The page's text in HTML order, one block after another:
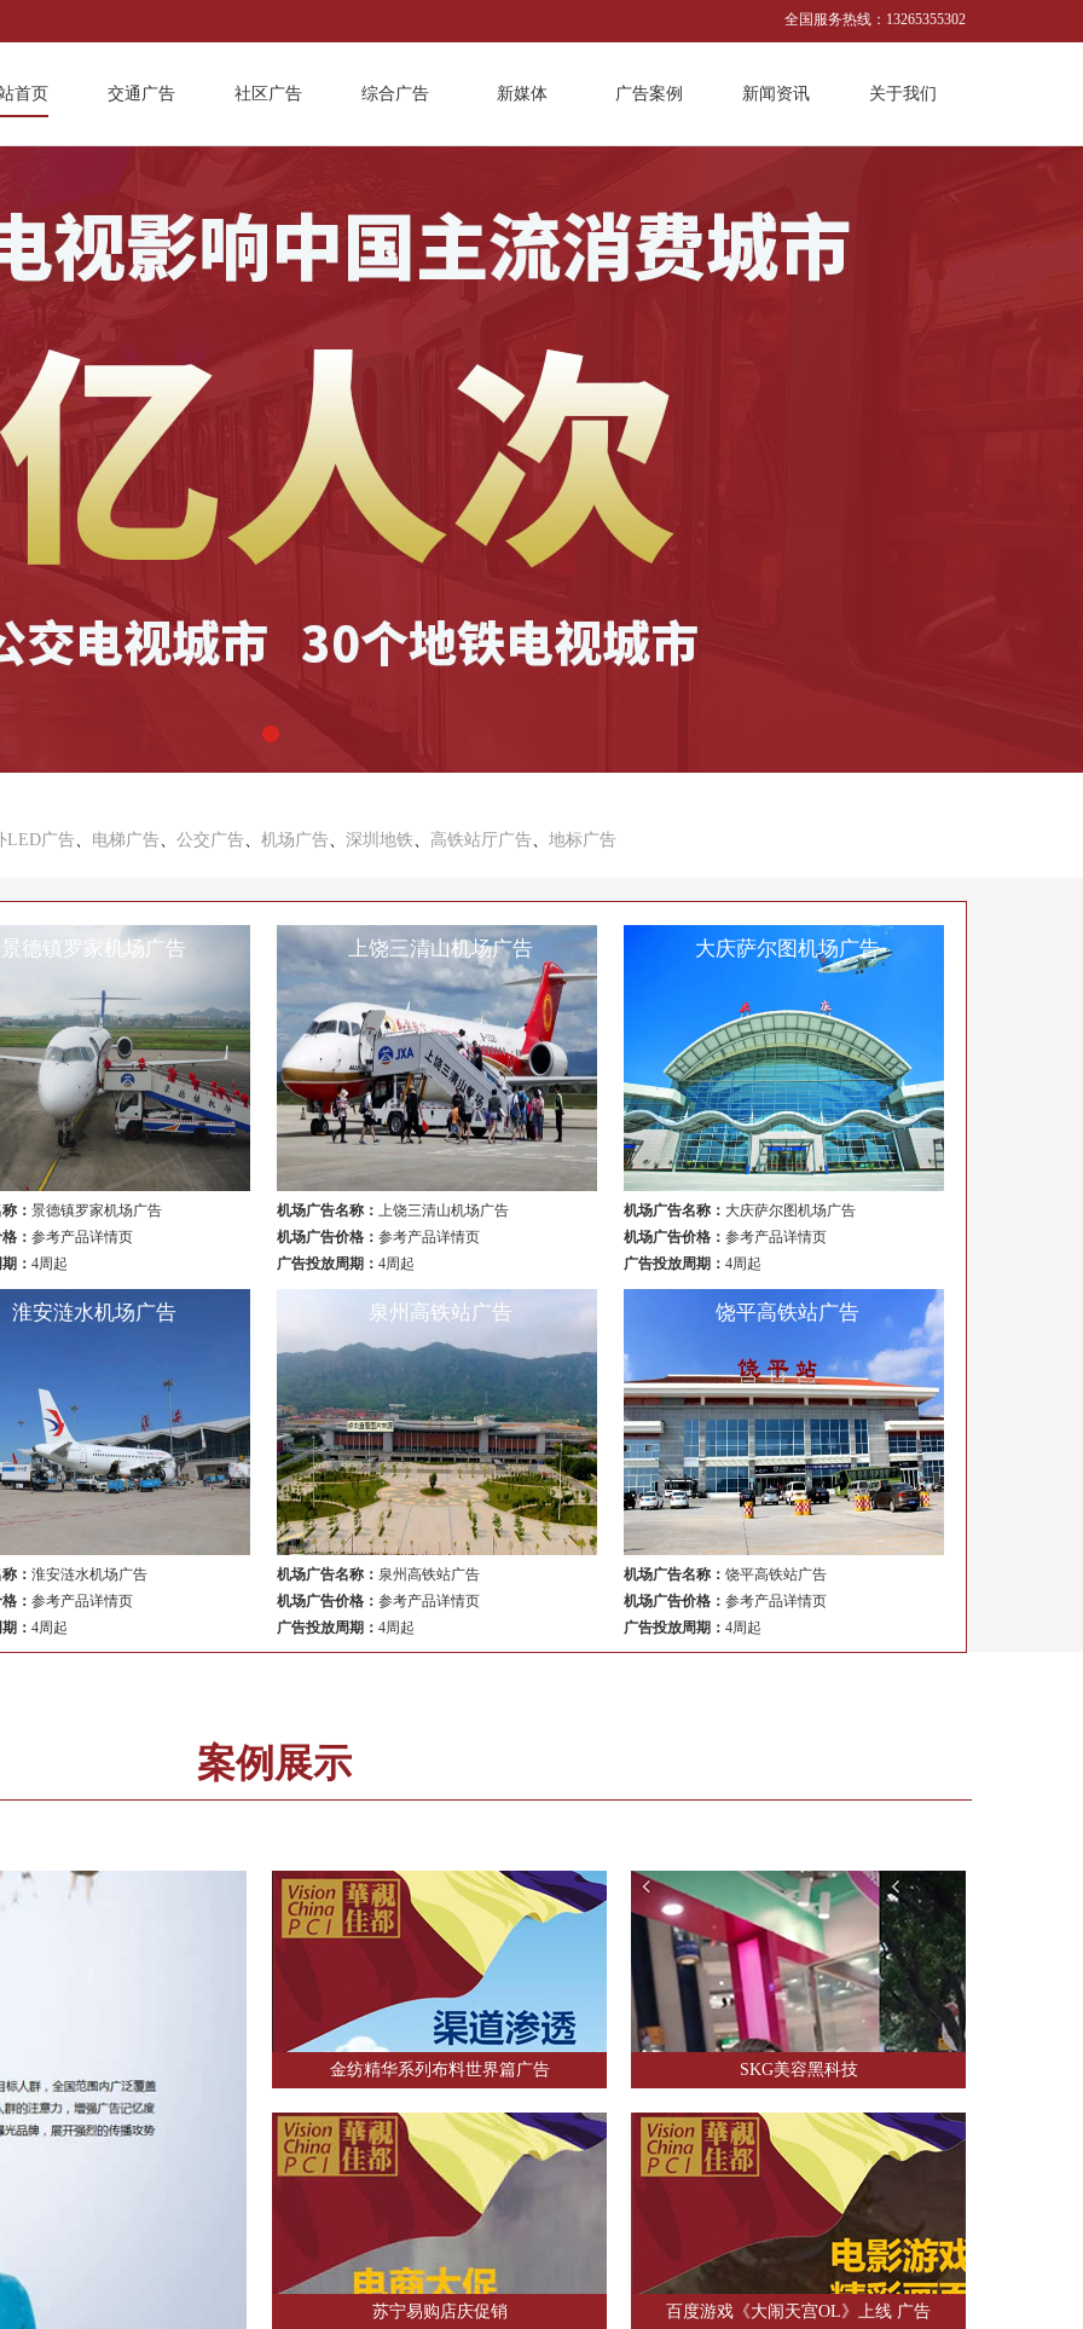
全国服务热线：13265355302
首页 交通广告 社区广告 综合广告 新媒体 广告案例 新闻资讯 关于我们
LED广告、 电梯广告、 公交广告、 机场广告、 深圳地铁、 高铁站厅广告、 地标广告
景德镇罗家机场广告
： 景德镇罗家机场广告
： 参考产品详情页
： 4周起
上饶三清山机场广告
机场广告名称： 上饶三清山机场广告
机场广告价格： 参考产品详情页
广告投放周期： 4周起
大庆萨尔图机场广告
机场广告名称： 大庆萨尔图机场广告
机场广告价格： 参考产品详情页
广告投放周期： 4周起
淮安涟水机场广告
： 淮安涟水机场广告
： 参考产品详情页
： 4周起
泉州高铁站广告
机场广告名称： 泉州高铁站广告
机场广告价格： 参考产品详情页
广告投放周期： 4周起
饶平高铁站广告
机场广告名称： 饶平高铁站广告
机场广告价格： 参考产品详情页
广告投放周期： 4周起
案例展示
SKG美容黑科技
金纺精华系列布料世界篇广告
百度游戏《大闹天宫OL》上线 广告
苏宁易购店庆促销